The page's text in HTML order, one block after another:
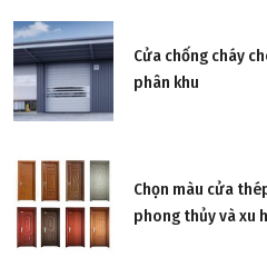
Cửa chống cháy
phân khu
Chọn màu cửa
phong thủy và xu